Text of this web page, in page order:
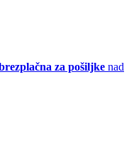
za pošiljke nad